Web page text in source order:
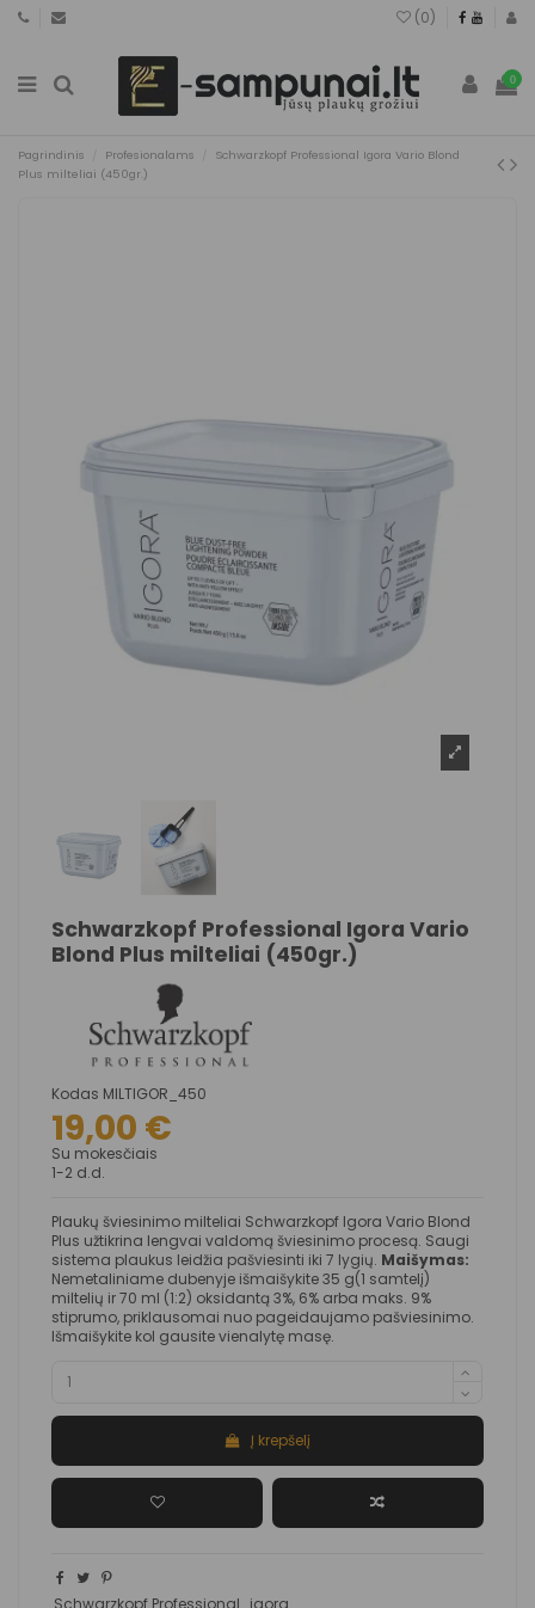
(0)
0
Pagrindinis Profesionalams
Schwarzkopf Professional Igora Vario Blond
Plus milteliai (450gr.)
Schwarzkopf Professional Igora Vario
Blond Plus milteliai (450gr.)
Kodas MILTIGOR_450
19,00 €
Su mokesčiais
1-2 d.d.
Plaukų šviesinimo milteliai Schwarzkopf Igora Vario Blond
Plus užtikrina lengvai valdomą šviesinimo procesą. Saugi
sistema plaukus leidžia pašviesinti iki 7 lygių. Maišymas:
Nemetaliniame dubenyje išmaišykite 35 g(1 samtelį)
miltelių ir 70 ml (1:2) oksidantą 3%, 6% arba maks. 9%
stiprumo, priklausomai nuo pageidaujamo pašviesinimo.
Išmaišykite kol gausite vienalytę masę.
Į krepšelį